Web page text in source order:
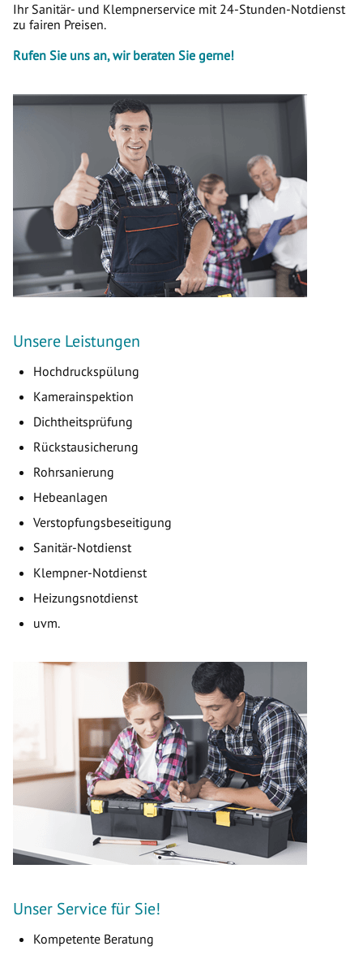
Ihr Sanitär- und Klempnerservice mit 24-Stunden-Notdienst
zu fairen Preisen.
Rufen Sie uns an, wir beraten Sie gerne!
Unsere Leistungen
Hochdruckspülung
Kamerainspektion
Dichtheitsprüfung
Rückstausicherung
Rohrsanierung
Hebeanlagen
Verstopfungsbeseitigung
Sanitär-Notdienst
Klempner-Notdienst
Heizungsnotdienst
uvm.
Unser Service für Sie!
Kompetente Beratung